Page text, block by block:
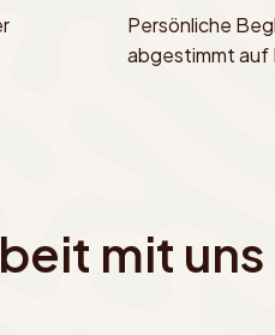
Persönliche
abgestimmt auf
mit uns